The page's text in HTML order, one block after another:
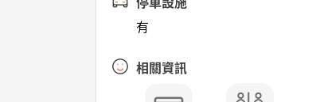
有
相關資訊